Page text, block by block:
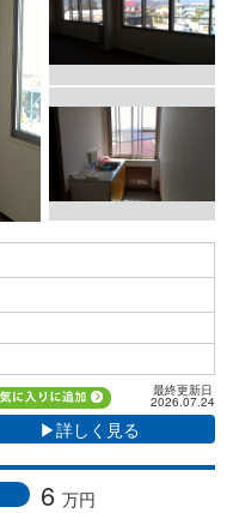
最終更新日
2026.07.24
▶詳しく見る
6 万円